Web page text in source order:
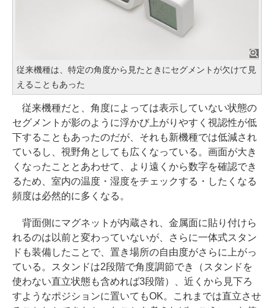
従来機種は、特定の角度から見たときにセグメントが欠けて見
えることもあった
従来機種だと、角度によっては表示していない状態の
セグメントが影のように浮かび上がりやすく視認性が低
下することもあったのだが、それも新機種では低減され
ているし、視野角としても広くなっている。画面が大き
くなったこととあわせて、より遠くから数字を確認でき
るため、室内の温度・湿度をチェックする・したくなる
頻度は必然的に多くなる。
背面側にマグネットが内蔵され、金属面に貼り付けら
れるのは以前と変わっていないが、さらに一体式スタン
ドも装備したことで、置き場所の自由度がさらに上がっ
ている。スタンドは2段階で角度調節でき（スタンドを
使わない直立状態も含めれば3段階）、近くから見下ろ
すようなポジションに置いてもOK。これまでは直立させ